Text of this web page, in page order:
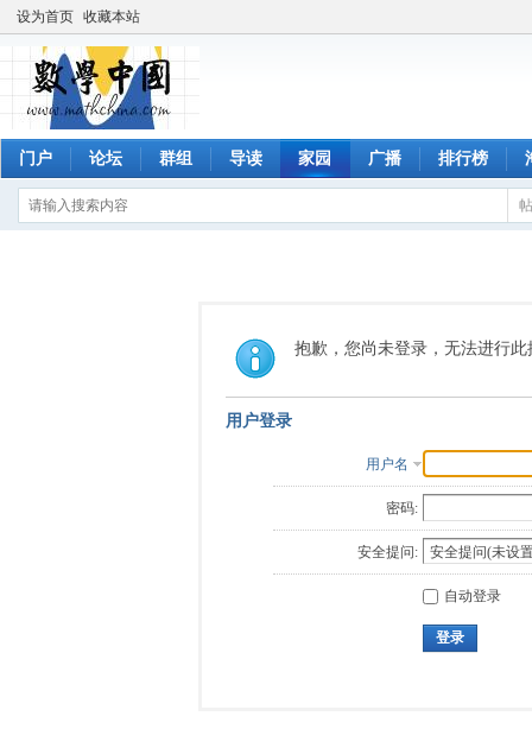
设为首页 收藏本站
门户 论坛 群组 导读 家园 广播 排行榜
抱歉，您尚未登录，无法进行此
用户登录
用户名
密码:
安全提问:
自动登录
登录